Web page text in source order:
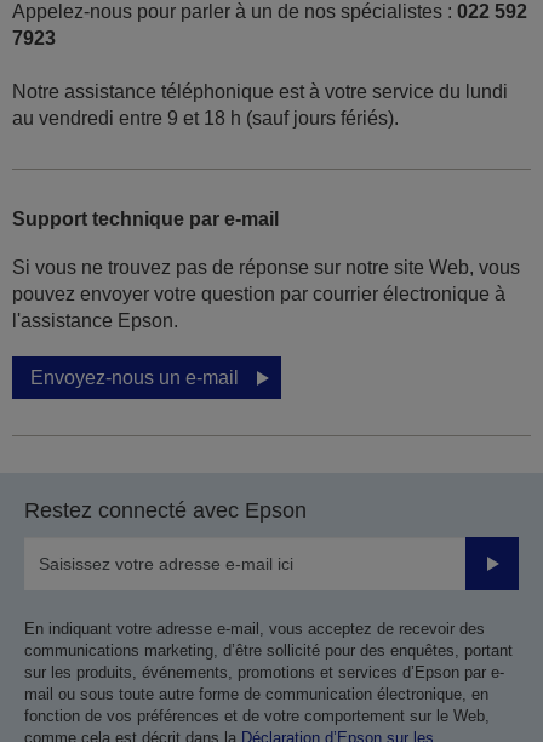
Appelez-nous pour parler à un de nos spécialistes : 022 592
7923
Notre assistance téléphonique est à votre service du lundi
au vendredi entre 9 et 18 h (sauf jours fériés).
Support technique par e-mail
Si vous ne trouvez pas de réponse sur notre site Web, vous
pouvez envoyer votre question par courrier électronique à
l'assistance Epson.
Envoyez-nous un e-mail
Restez connecté avec Epson
Valider
En indiquant votre adresse e-mail, vous acceptez de recevoir des
communications marketing, d’être sollicité pour des enquêtes, portant
sur les produits, événements, promotions et services d’Epson par e-
mail ou sous toute autre forme de communication électronique, en
fonction de vos préférences et de votre comportement sur le Web,
comme cela est décrit dans la Déclaration d’Epson sur les